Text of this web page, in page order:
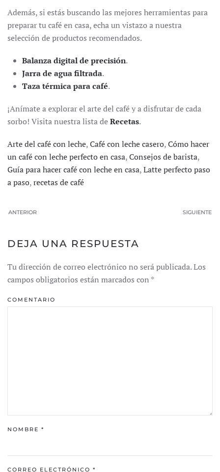
Además, si estás buscando las mejores herramientas para
preparar tu café en casa, echa un vistazo a nuestra
selección de productos recomendados.
Balanza digital de precisión.
Jarra de agua filtrada.
Taza térmica para café.
¡Anímate a explorar el arte del café y a disfrutar de cada
sorbo! Visita nuestra lista deRecetas.
Arte del café con leche,Café con leche casero,Cómo hacer
un café con leche perfecto en casa,Consejos de barista,
Guía para hacer café con leche en casa,Latte perfecto paso
a paso,recetas de café
ANTERIOR SIGUIENTE
DEJA UNA RESPUESTA
Tu dirección de correo electrónico no será publicada. Los
campos obligatorios están marcados con *
COMENTARIO
NOMBRE *
CORREO ELECTRÓNICO *